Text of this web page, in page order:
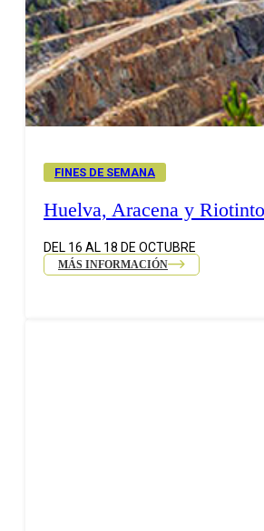
FINES DE SEMANA
Huelva, Aracena y Riotinto
DEL 16 AL 18 DE OCTUBRE
MÁS INFORMACIÓN